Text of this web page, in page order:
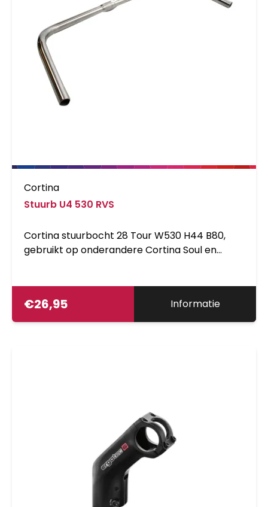
Cortina
Stuurb U4 530 RVS
Cortina stuurbocht 28 Tour W530 H44 B80,
gebruikt op onderandere Cortina Soul en
€26,95 Informatie